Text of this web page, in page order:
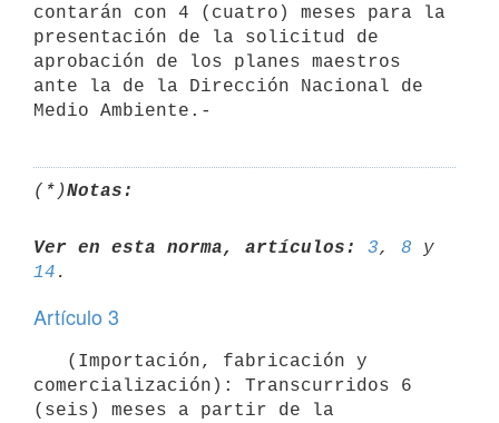
contarán con 4 (cuatro) meses para la
presentación de la solicitud de
aprobación de los planes maestros
ante la de la Dirección Nacional de
(*)Notas:
Ver en esta norma, artículos: 3, 8
14
Artículo 3
comercialización): Transcurridos 6
(seis) meses a partir de la